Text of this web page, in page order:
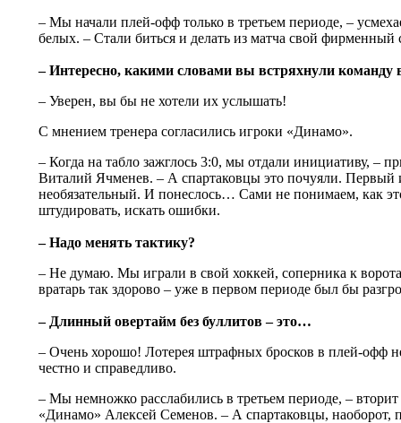
– Мы начали плей-офф только в третьем периоде, –
белых. – Стали биться и делать из матча свой фирменный
– Интересно, какими словами вы встряхнули команду
– Уверен, вы бы не хотели их услышать!
С мнением тренера согласились игроки «Динамо».
– Когда на табло зажглось 3:0, мы отдали инициативу, –
Виталий Ячменев. – А спартаковцы это почуяли. Первый
необязательный. И понеслось… Сами не понимаем, как
штудировать, искать ошибки.
– Надо менять тактику?
– Не думаю. Мы играли в свой хоккей, соперника к
вратарь так здорово – уже в первом периоде был бы
– Длинный овертайм без буллитов – это…
– Очень хорошо! Лотерея штрафных бросков в плей-офф
честно и справедливо.
– Мы немножко расслабились в третьем периоде, –
«Динамо» Алексей Семенов. – А спартаковцы,